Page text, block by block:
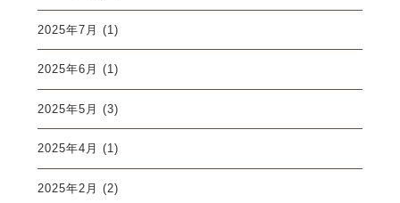
2025年7月 (1)
2025年6月 (1)
2025年5月 (3)
2025年4月 (1)
2025年2月 (2)